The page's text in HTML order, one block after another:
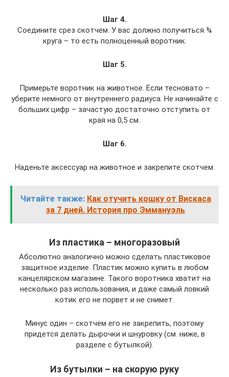
Шаг 4.
Соедините срез скотчем. У вас должно получиться ¾
круга – то есть полноценный воротник.
Шаг 5.
Примерьте воротник на животное. Если тесновато –
уберите немного от внутреннего радиуса. Не начинайте с
больших цифр – зачастую достаточно отступить от
края на 0,5 см.
Шаг 6.
Наденьте аксессуар на животное и закрепите скотчем.
Читайте также: Как отучить кошку от Вискаса
за 7 дней. История про Эммануэль
Из пластика – многоразовый
Абсолютно аналогично можно сделать пластиковое
защитное изделие. Пластик можно купить в любом
канцелярском магазине. Такого воротника хватит на
несколько раз использования, и даже самый ловкий
котик его не порвет и не снимет.
Минус один – скотчем его не закрепить, поэтому
придется делать дырочки и шнуровку (см. ниже, в
разделе с бутылкой).
Из бутылки – на скорую руку